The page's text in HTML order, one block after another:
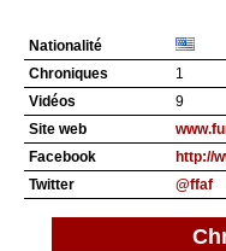
Nationalité
Chroniques
1
Vidéos
9
Site web
Facebook
http://
Twitter
@ffaf